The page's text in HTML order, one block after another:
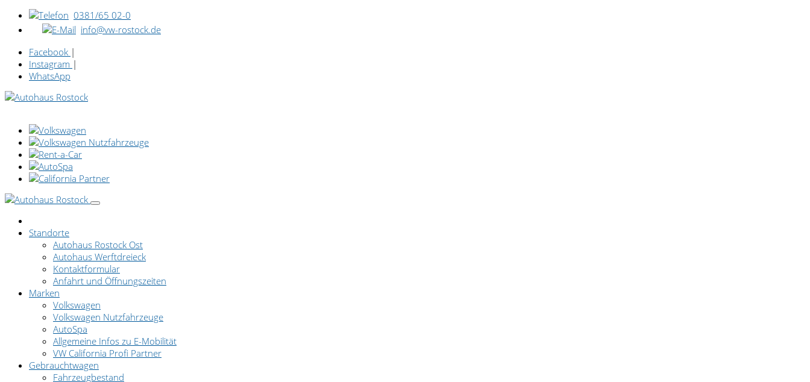
0381/65 02-0
info@vw-rostock.de
Facebook |
Instagram |
WhatsApp
Standorte
Autohaus Rostock Ost
Autohaus Werftdreieck
Kontaktformular
Anfahrt und Öffnungszeiten
Marken
Volkswagen
Volkswagen Nutzfahrzeuge
AutoSpa
Allgemeine Infos zu E-Mobilität
VW California Profi Partner
Gebrauchtwagen
Fahrzeugbestand